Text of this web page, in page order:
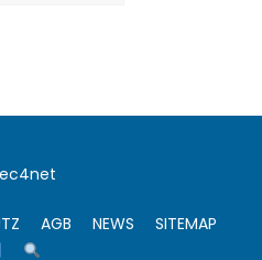
AGB NEWS SITEMAP